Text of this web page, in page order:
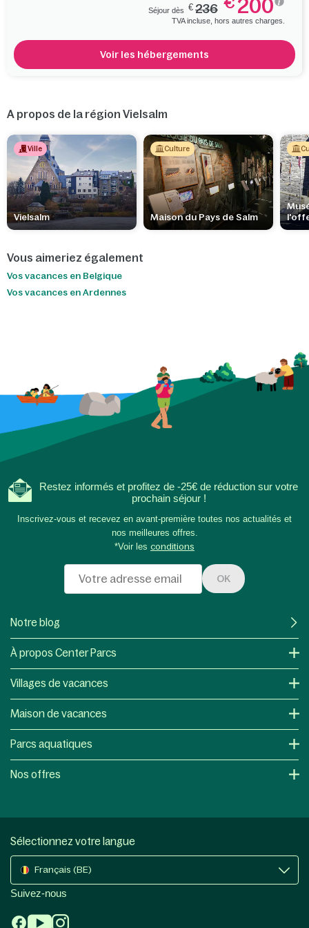
Séjour dès € 236 200
TVA incluse, hors autres charges.
Voir les hébergements
A propos de la région Vielsalm
Ville
Vielsalm
Culture
Maison du Pays de Salm
Vous aimeriez également
Vos vacances en Belgique
Vos vacances en Ardennes
Restez informés et profitez de -25€ de réduction sur votre
prochain séjour !
Inscrivez-vous et recevez en avant-première toutes nos actualités et
nos meilleures offres.
*Voir les conditions
OK
Notre blog
À propos Center Parcs
Villages de vacances
Maison de vacances
Parcs aquatiques
Nos offres
Sélectionnez votre langue
Français (BE)
Suivez-nous